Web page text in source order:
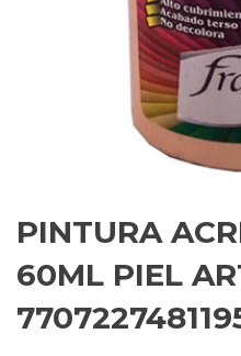
PINTURA
60ML PIEL